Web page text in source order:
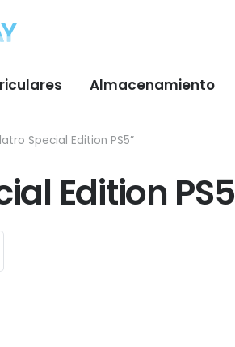
Almacenamiento
Special Edition PS5”
Edition PS5